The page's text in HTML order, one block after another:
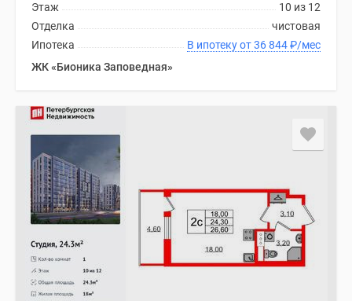
10 из 12
Этаж
чистовая
Отделка
В ипотеку от 36 844₽/мес
Ипотека
ЖК «Бионика Заповедная»